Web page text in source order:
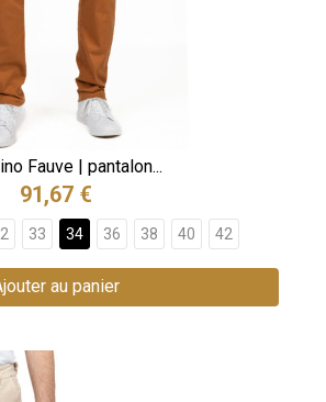
Fauve | pantalon...
91,67 €
33 34 36 38 40 42
au panier